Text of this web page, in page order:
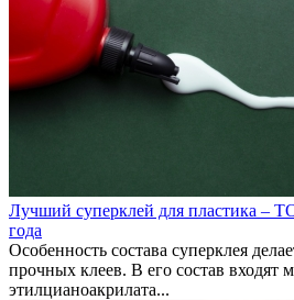
Лучший суперклей для пластика –
года
Особенность состава суперклея
прочных клеев. В его состав входят
этилцианоакрилата...